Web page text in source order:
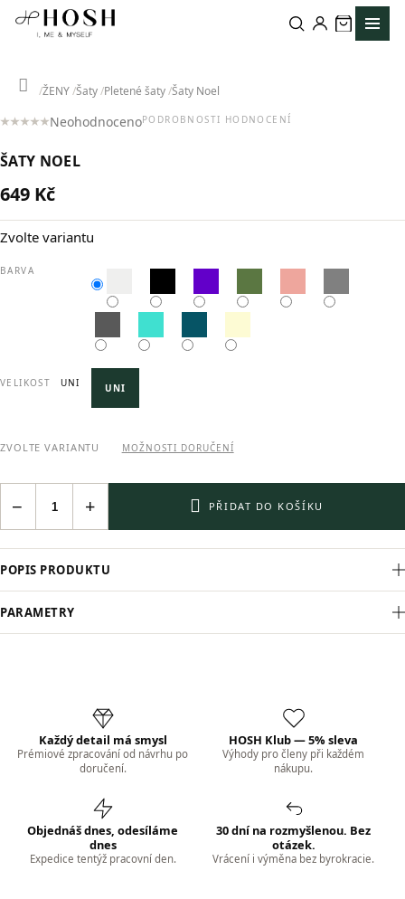
Přejít
Domů
ŽENY Šaty Pletené šaty Šaty Noel
Průměrné
produktu
0,0
5
NeohodnocenoPODROBNOSTI HODNOCENÍ
ŠATY NOEL
649 Kč
cena:
Zvolte variantu
BARVA
VELIKOST UNI UNI
ZVOLTE VARIANTU MOŽNOSTI DORUČENÍ
+
− PŘIDAT DO KOŠÍKU
POPIS PRODUKTU
PARAMETRY
Každý detail má smysl
Prémiové zpracování od návrhu po
doručení.
HOSH Klub — 5% sleva
Výhody pro členy při každém
nákupu.
Objednáš dnes, odesíláme
dnes
Expedice tentýž pracovní den.
30 dní na rozmyšlenou. Bez
otázek.
Vrácení i výměna bez byrokracie.